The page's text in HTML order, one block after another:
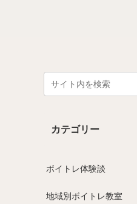
カテゴリー
ボイトレ体験談
地域別ボイトレ教室